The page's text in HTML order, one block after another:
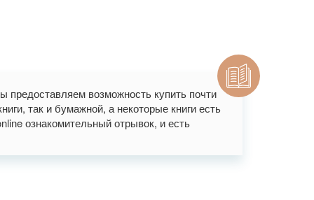
возможность купить почти
так и бумажной, а некоторые книги есть
ознакомительный отрывок, и есть